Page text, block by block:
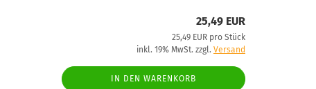
25,49 EUR
25,49 EUR pro Stück
inkl. 19% MwSt. zzgl. Versand
IN DEN WARENKORB